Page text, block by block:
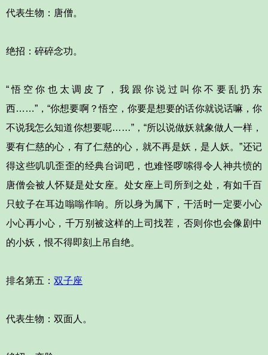
代表生物：唐僧。
绝招：碎碎念功。
“悟空你也太调皮了，我跟你说过叫你不要乱扔东
西……”，“你想要啊？悟空，你要是想要的话你就说话嘛，你
不说我怎么知道你想要呢……”，“所以说做妖就象做人一样，
要有仁慈的心，有了仁慈的心，就不再是妖，是人妖。”还记
得这些叽叽歪歪的经典台词吧，也难怪啰嗦得令人神共愤的
唐僧会被人怀疑是处女座。处女座上司所到之处，有如千百
只蚊子在耳边嗡嗡作响。所以身为属下，干活时一定要小心
小心再小心，千万别被这样的上司找茬，否则你也会像剧中
的小妖，恨不得即刻上吊自绝。
排名第五： 双子座
代表生物：双面人。